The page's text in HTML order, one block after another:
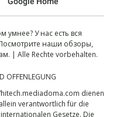
умнее? У нас есть вся
наши обзоры,
| Alle Rechte vorbehalten.
OFFENLEGUNG
dienen
verantwortlich für die
Gesetze. Die